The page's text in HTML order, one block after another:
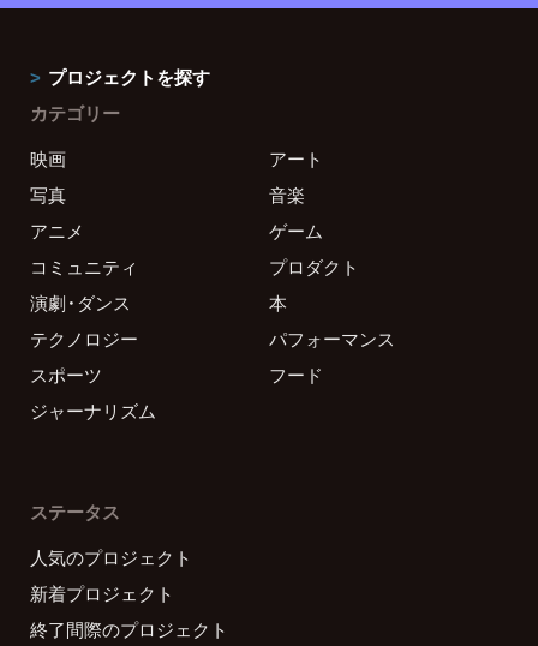
プロジェクトを探す
カテゴリー
映画
アート
写真
音楽
アニメ
ゲーム
コミュニティ
プロダクト
演劇・ダンス
本
テクノロジー
パフォーマンス
スポーツ
フード
ジャーナリズム
ステータス
人気のプロジェクト
新着プロジェクト
終了間際のプロジェクト